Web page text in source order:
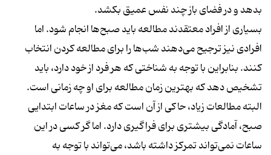
بدهد و در فضای باز چند نفس عمیق بکشد.
بسیاری از افراد معتقدند مطالعه باید صبح‌ها انجام شود. اما
افرادی نیز ترجیح می‌دهند شب‌ها را برای مطالعه کردن انتخاب
کنند. بنابراین با توجه به شناختی که هر فرد از خود دارد، باید
تشخیص دهد که بهترین زمان مطالعه برای او چه زمانی است.
البته مطالعات زیاد، حاکی از آن است که مغز در ساعات ابتدایی
صبح، آمادگی بیشتری برای فراگیری دارد. اما گر کسی در این
ساعات نمی‌تواند تمرکز داشته باشد، می‌تواند با توجه به